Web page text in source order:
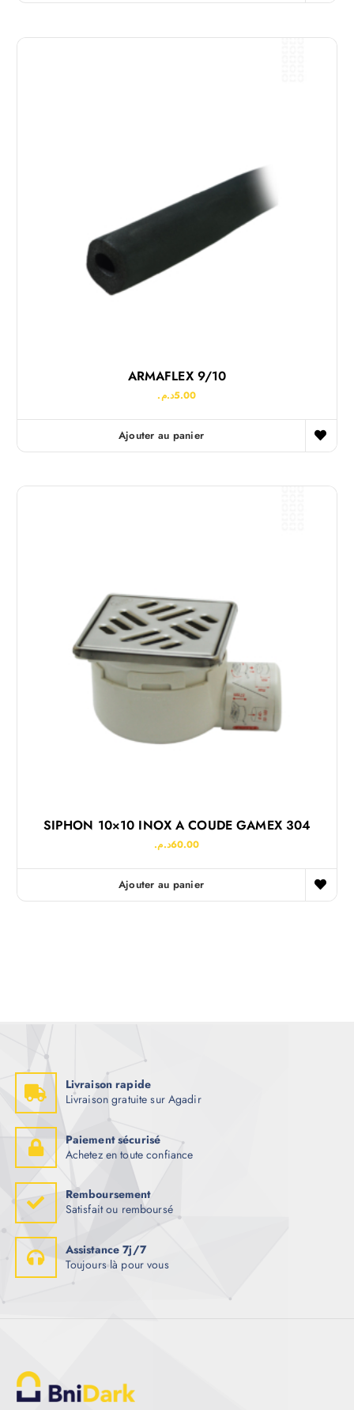
ARMAFLEX 9/10
5.00د.م.
Ajouter au panier
SIPHON 10×10 INOX A COUDE GAMEX 304
60.00د.م.
Ajouter au panier
Livraison rapide
Livraison gratuite sur Agadir
Paiement sécurisé
Achetez en toute confiance
Remboursement
Satisfait ou remboursé
Assistance 7j/7
Toujours là pour vous